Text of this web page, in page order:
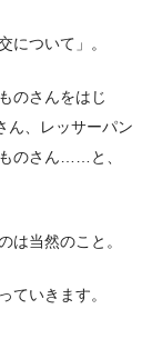
について」。
のさんをはじ
ん、レッサーパン
のさん……と、
は当然のこと。
ていきます。